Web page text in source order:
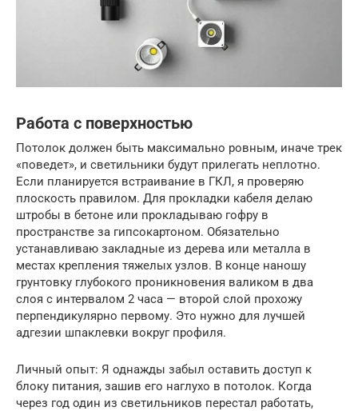
Работа с поверхностью
Потолок должен быть максимально ровным, иначе трек
«поведет», и светильники будут прилегать неплотно.
Если планируется встраивание в ГКЛ, я проверяю
плоскость правилом. Для прокладки кабеля делаю
штробы в бетоне или прокладываю гофру в
пространстве за гипсокартоном. Обязательно
устанавливаю закладные из дерева или металла в
местах крепления тяжелых узлов. В конце наношу
грунтовку глубокого проникновения валиком в два
слоя с интервалом 2 часа — второй слой прохожу
перпендикулярно первому. Это нужно для лучшей
адгезии шпаклевки вокруг профиля.
Личный опыт: Я однажды забыл оставить доступ к
блоку питания, зашив его наглухо в потолок. Когда
через год один из светильников перестал работать,